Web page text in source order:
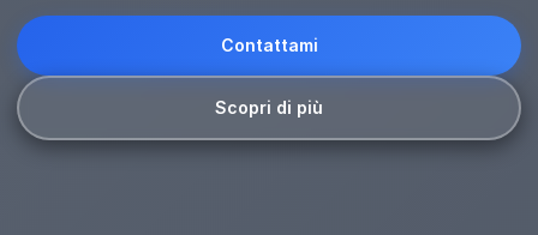
Contattami
Scopri di più